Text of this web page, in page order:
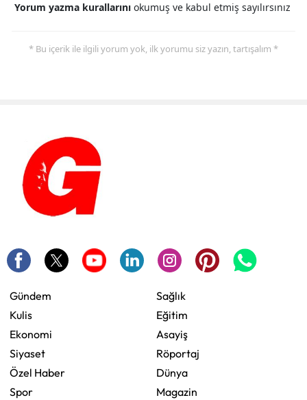
Yorum yazma kurallarını okumuş ve kabul etmiş sayılırsınız
* Bu içerik ile ilgili yorum yok, ilk yorumu siz yazın, tartışalım *
Gündem
Kulis
Ekonomi
Siyaset
Özel Haber
Spor
Sağlık
Eğitim
Asayiş
Röportaj
Dünya
Magazin